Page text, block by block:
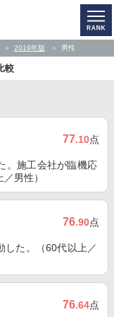
2019年版 男性
較
77.10点
。施工会社が臨機応
男性）
76.90点
した。（60代以上／
76.64点